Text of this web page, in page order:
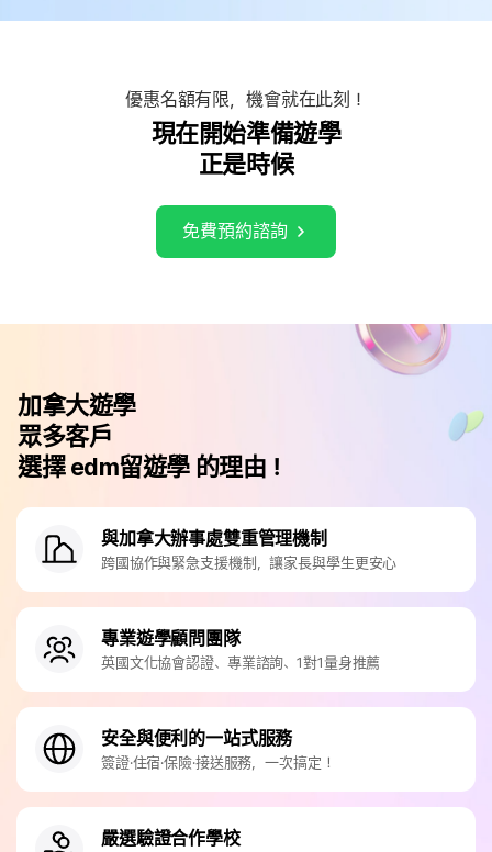
優惠名額有限，機會就在此刻！
現在開始準備遊學
正是時候
免費預約諮詢
加拿大遊學
眾多客戶
選擇 edm留遊學 的理由！
與加拿大辦事處雙重管理機制
跨國協作與緊急支援機制，讓家長與學生更安心
專業遊學顧問團隊
英國文化協會認證、專業諮詢、1對1量身推薦
安全與便利的一站式服務
簽證·住宿·保險·接送服務，一次搞定！
嚴選驗證合作學校